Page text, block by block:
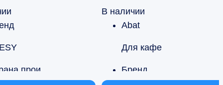
В наличии
Abat
Для кафе
Бренд